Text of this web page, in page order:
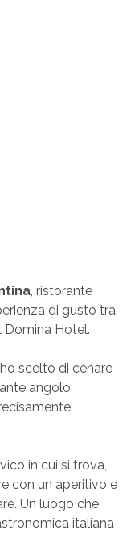
, ristorante
di gusto tra
Domina Hotel.
scelto di cenare
angolo
in cui si trova,
con un aperitivo e
Un luogo che
italiana